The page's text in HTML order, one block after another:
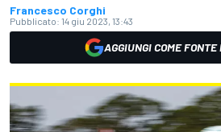
Francesco Corghi
Pubblicato: 14 giu 2023, 13:43
AGGIUNGI COME FONTE